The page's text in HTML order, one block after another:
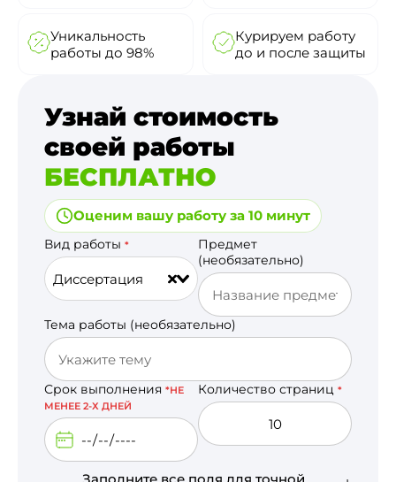
Уникальность
работы до 98%
Курируем работу
до и после защиты
Узнай стоимость
своей работы
БЕСПЛАТНО
Оценим вашу работу за 10 минут
Вид работы *
Диссертация
Предмет
(необязательно)
Тема работы (необязательно)
Срок выполнения *НЕ
МЕНЕЕ 2-Х ДНЕЙ
Количество страниц *